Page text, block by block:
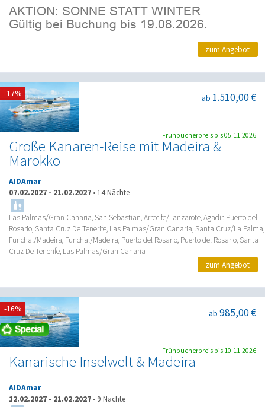
zum Angebot
Große Kanaren-Reise mit Madeira &
Marokko
ab 1.510,00 €
AIDAmar
07.02.2027 - 21.02.2027 • 14 Nächte
Las Palmas/Gran Canaria, San Sebastian, Arrecife/Lanzarote, Agadir, Puerto del
Rosario, Santa Cruz De Tenerife, Las Palmas/Gran Canaria, Santa Cruz/La Palma,
Funchal/Madeira, Funchal/Madeira, Puerto del Rosario, Puerto del Rosario, Santa
Cruz De Tenerife, Las Palmas/Gran Canaria
-17%
Frühbucherpreis bis 05.11.2026
zum Angebot
Kanarische Inselwelt & Madeira
ab 985,00 €
AIDAmar
12.02.2027 - 21.02.2027 • 9 Nächte
-16%
Frühbucherpreis bis 10.11.2026